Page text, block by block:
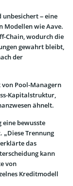
– eine
Modellen wie Aave.
Chain, wodurch die
gewahrt bleibt,
der
Pool-Managern
Kapitalstruktur,
ähnelt.
eine bewusste
Trennung
das
kann
von
Kreditmodell